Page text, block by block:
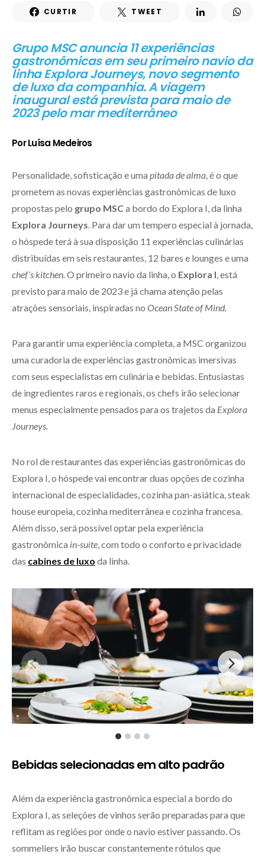
CURTIR TWEET
Grupo MSC anuncia 11 experiências
gastronômicas em seu primeiro navio da
linha Explora Journeys, novo segmento
de luxo da companhia. A viagem
inaugural está prevista para maio de
2023 pelo mar mediterrâneo
Por Luísa Medeiros
Personalidade, sofisticação e uma pitada de alma , é o que
prometem as novas experiências gastronômicas de luxo
propostas pelo grupo MSCa bordo do Explora I, da linha
Explora Journeys . Para dar um tempero especial à jornada,
o hóspede terá à sua disposição 11 experiências culinárias
distribuídas em seis restaurantes, 12 bares e lounges e uma
chef’s kitchen. O primeiro navio da linha, o Explora I , está
previsto para maio de 2023 e já chama atenção pelas
atrações sensoriais, inspiradas no Ocean State of Mind.
Para garantir uma experiência completa, a MSC organizou
uma curadoria de experiências gastronômicas imersivas
com seus especialistas em culinária e bebidas. Entusiastas
de ingredientes raros e regionais, os chefs irão selecionar
menus especialmente pensados para os trajetos da Explora
Journeys.
No rol de restaurantes das experiências gastronômicas do
Explora I, o hóspede vai encontrar duas opções de cozinha
internacional de especialidades, cozinha pan-asiática, steak
house europeia, cozinha mediterrânea e cozinha francesa.
Além disso, será possível optar pela experiência
gastronômica in-suite , com todo o conforto e privacidade
das cabines de luxo da linha.
Bebidas selecionadas em alto padrão
Além da experiência gastronômica especial a bordo do
Explora I, as seleções de vinhos serão preparadas para que
reflitam as regiões por onde o navio estiver passando. Os
sommeliers irão buscar constantemente rótulos que